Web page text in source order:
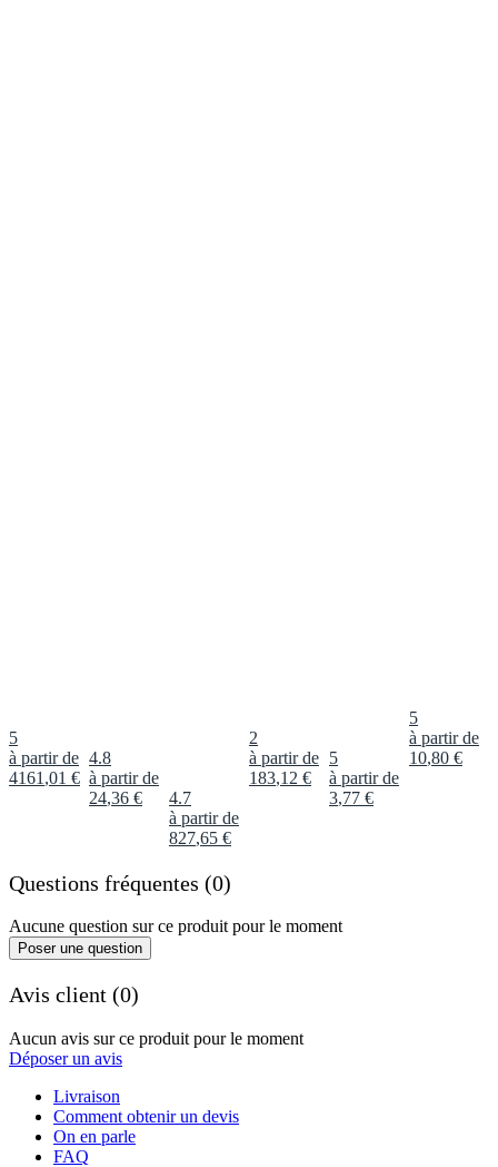
5
à partir de
4161 ,01 €
4.8
à partir de
24,36 €
4.7
à partir de
827,65 €
2
à partir de
183,12 €
5
à partir de
3,77 €
5
à partir de
10,80 €
Questions fréquentes (0)
Aucune question sur ce produit pour le moment
Poser une question
Avis client (0)
Aucun avis sur ce produit pour le moment
Déposer un avis
Livraison
Comment obtenir un devis
On en parle
FAQ